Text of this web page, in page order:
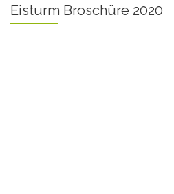
Eisturm Broschüre 2020